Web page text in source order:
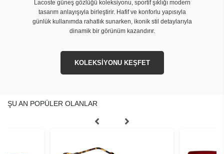
Lacoste güneş gözlüğü koleksiyonu, sportif şıklığı modern
tasarım anlayışıyla birleştirir. Hafif ve konforlu yapısıyla
günlük kullanımda rahatlık sunarken, ikonik stil detaylarıyla
dinamik bir görünüm kazandırır.
KOLEKSİYONU KEŞFET
ŞU AN POPÜLER OLANLAR